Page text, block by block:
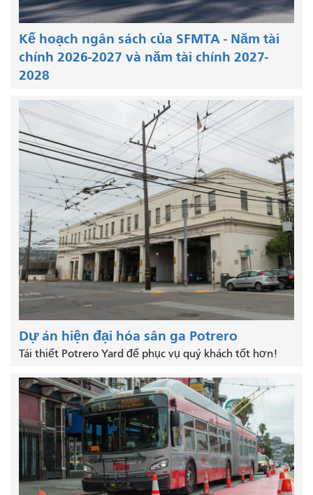
Kế hoạch ngân sách của SFMTA - Năm tài
chính 2026-2027 và năm tài chính 2027-
2028
Dự án hiện đại hóa sân ga Potrero
Tái thiết Potrero Yard để phục vụ quý khách tốt hơn!